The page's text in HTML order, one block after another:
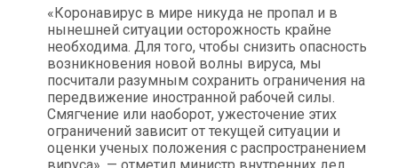
«Коронавирус в мире никуда не пропал и в
нынешней ситуации осторожность крайне
необходима. Для того, чтобы снизить опасность
возникновения новой волны вируса, мы
посчитали разумным сохранить ограничения на
передвижение иностранной рабочей силы.
Смягчение или наоборот, ужесточение этих
ограничений зависит от текущей ситуации и
оценки ученых положения с распространением